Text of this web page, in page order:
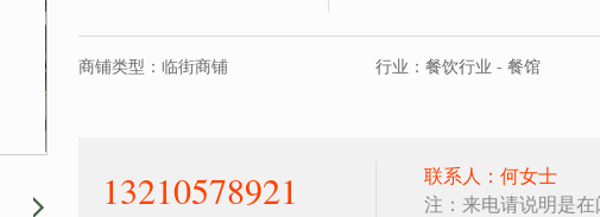
商铺类型：临街商铺 行业：餐饮行业 - 餐馆
13210578921
联系人：何女士
注：来电请说明是在